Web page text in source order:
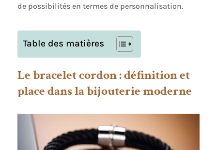
de possibilités en termes de personnalisation.
Table des matières
Le bracelet cordon : définition et
place dans la bijouterie moderne